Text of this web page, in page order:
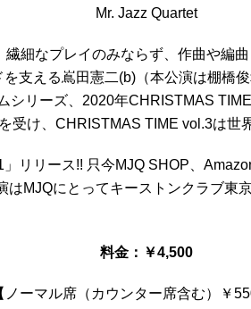
Mr. Jazz Quartet
細なプレイのみならず、作曲や編
支える嶌田憲二(b)（本公演は棚橋
シリーズ、2020年CHRISTMAS
受け、CHRISTMAS TIME vol.3は世
リリース!! 只今MJQ SHOP、
MJQにとってキーストンクラブ東
料金：￥4,500
ーマル席（カウンター席含む）￥